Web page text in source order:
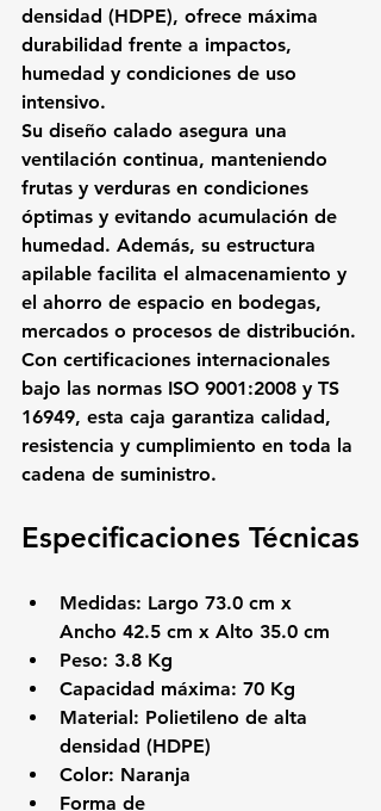
densidad (HDPE), ofrece máxima
durabilidad frente a impactos,
humedad y condiciones de uso
intensivo.
Su diseño calado asegura una
ventilación continua, manteniendo
frutas y verduras en condiciones
óptimas y evitando acumulación de
humedad. Además, su estructura
apilable facilita el almacenamiento y
el ahorro de espacio en bodegas,
mercados o procesos de distribución.
Con certificaciones internacionales
bajo las normas ISO 9001:2008 y TS
16949, esta caja garantiza calidad,
resistencia y cumplimiento en toda la
cadena de suministro.
Especificaciones Técnicas
Medidas: Largo 73.0 cm x
Ancho 42.5 cm x Alto 35.0 cm
Peso: 3.8 Kg
Capacidad máxima: 70 Kg
Material: Polietileno de alta
densidad (HDPE)
Color: Naranja
Forma de